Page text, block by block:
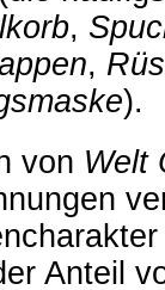
,
,
).
von Welt
Anteil